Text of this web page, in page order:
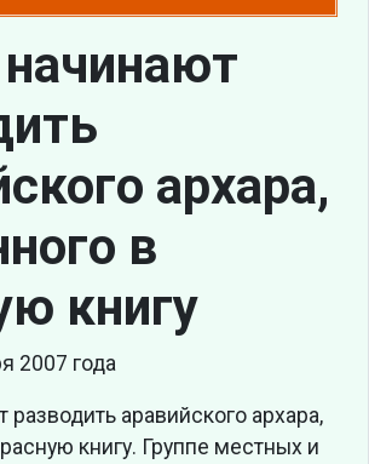
архара,
в
книгу
2007 года
аравийского архара,
книгу. Группе местных и